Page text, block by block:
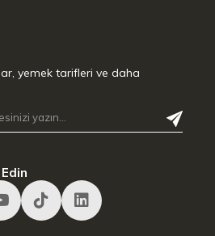
yemek tarifleri ve daha